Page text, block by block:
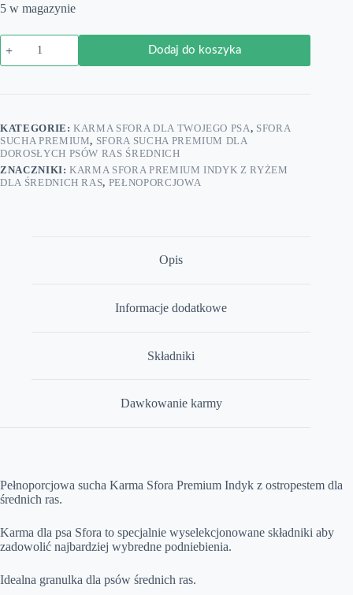
5 w magazynie
ilość
Karma
Sfora
dla
średnich
ras
20
kg
Dodaj do koszyka
KATEGORIE:KARMA SFORA DLA TWOJEGO PSA, SFORA
SUCHA PREMIUM, SFORA SUCHA PREMIUM DLA
DOROSŁYCH PSÓW RAS ŚREDNICH
ZNACZNIKI:KARMA SFORA PREMIUM INDYK Z RYŻEM
DLA ŚREDNICH RAS, PEŁNOPORCJOWA
Opis
Informacje dodatkowe
Składniki
Dawkowanie karmy
Pełnoporcjowa sucha Karma Sfora Premium Indyk z ostropestem dla
średnich ras.
Karma dla psa Sfora to specjalnie wyselekcjonowane składniki aby
zadowolić najbardziej wybredne podniebienia.
Idealna granulka dla psów średnich ras.